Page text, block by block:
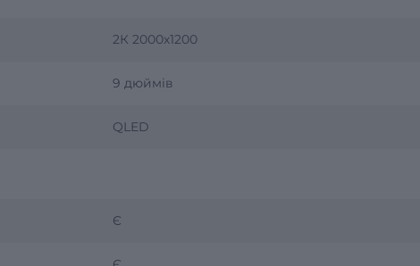
2К 2000х1200
9 дюймів
QLED
Є